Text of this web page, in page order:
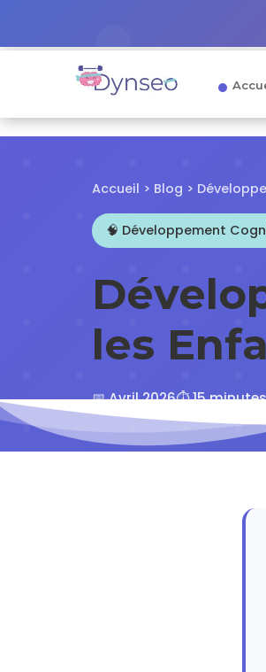
Accueil > Blog >
🧠 Développement
les
📅 Avril 2026⏱️ 15